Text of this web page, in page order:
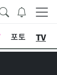
포토 TV